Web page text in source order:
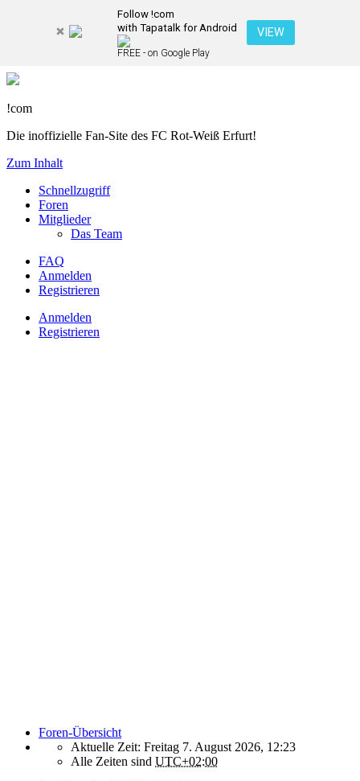
Follow !com
with Tapatalk for Android
FREE - on Google Play
VIEW
!com
Die inoffizielle Fan-Site des FC Rot-Weiß Erfurt!
Zum Inhalt
Schnellzugriff
Foren
Mitglieder
Das Team
FAQ
Anmelden
Registrieren
Anmelden
Registrieren
Foren-Übersicht
Aktuelle Zeit: Freitag 7. August 2026, 12:23
Alle Zeiten sind UTC+02:00